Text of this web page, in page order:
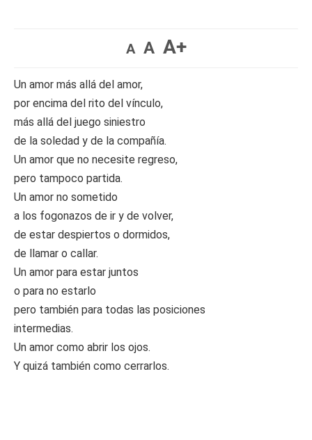
A A A+
Un amor más allá del amor,
por encima del rito del vínculo,
más allá del juego siniestro
de la soledad y de la compañía.
Un amor que no necesite regreso,
pero tampoco partida.
Un amor no sometido
a los fogonazos de ir y de volver,
de estar despiertos o dormidos,
de llamar o callar.
Un amor para estar juntos
o para no estarlo
pero también para todas las posiciones
intermedias.
Un amor como abrir los ojos.
Y quizá también como cerrarlos.